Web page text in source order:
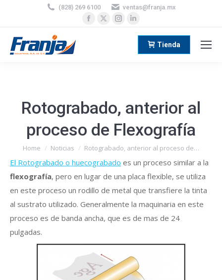
(828) 269 6100 ventas@franja.mx
Facebook Instagram
opens
in
Tienda
Rotograbado, anterior al
proceso de Flexografía
You are here:
Home Noticias Rotograbado, anterior al proceso de…
El Rotograbado o huecograbado es un proceso similar a la
flexografía, pero en lugar de una placa flexible, se utiliza
en este proceso un rodillo de metal que transfiere la tinta
al sustrato utilizado. Generalmente la maquinaria en este
proceso es de banda ancha, que es de mas de 24
pulgadas.